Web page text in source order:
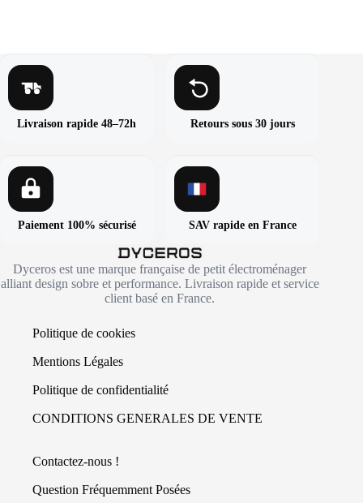
Livraison rapide 48–72h Retours sous 30 jours
Paiement 100% sécurisé SAV rapide en France
Dyceros est une marque française de petit électroménager
alliant design sobre et performance. Livraison rapide et service
client basé en France.
Politique de cookies
Mentions Légales
Politique de confidentialité
CONDITIONS GENERALES DE VENTE
Contactez-nous !
Question Fréquemment Posées